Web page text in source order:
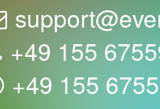
+49 155
+49 155